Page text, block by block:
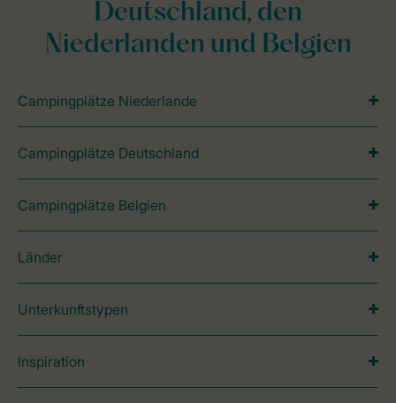
Deutschland, den
Niederlanden und Belgien
Campingplätze Niederlande
Campingplätze Deutschland
Campingplätze Belgien
Länder
Unterkunftstypen
Inspiration